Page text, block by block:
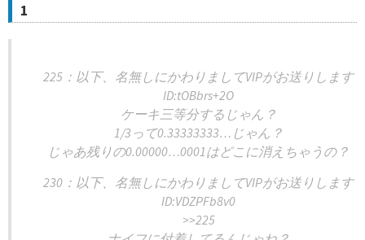
1
225：以下、名無しにかわりましてVIPがお送りします
ID:tOBbrs+2O
ケーキ三等分するじゃん？
1/3って0.33333333…じゃん？
じゃあ残りの0.00000…0001はどこに消えちゃうの？
230：以下、名無しにかわりましてVIPがお送りします
ID:VDZPFb8v0
>>225